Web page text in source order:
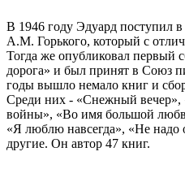
В 1946 году Эдуард поступил
А.М. Горького, который с
Тогда же опубликовал первый
дорога» и был принят в Союз
годы вышло немало книг и
Среди них - «Снежный вечер»,
войны», «Во имя большой
«Я люблю навсегда», «Не
другие. Он автор 47 книг.